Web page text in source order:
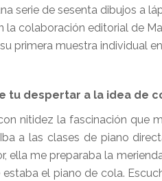
serie de sesenta dibujos a
la colaboración editorial de
primera muestra individual
tu despertar a la idea de
nitidez la fascinación que
a las clases de piano
ella me preparaba la
estaba el piano de cola.